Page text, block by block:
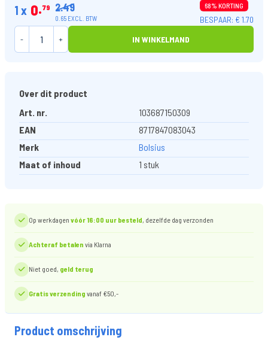
1 x 0 79 2.49
0.65 EXCL. BTW
68% KORTING
BESPAAR: € 1.70
-
+ IN WINKELMAND
Over dit product
Art. nr.
103687150309
EAN
8717847083043
Merk
Bolsius
Maat of inhoud
1 stuk
Op werkdagen vóór 16:00 uur besteld, dezelfde dag verzonden
Achteraf betalen via Klarna
Niet goed, geld terug
Gratis verzending vanaf €50,-
Product omschrijving